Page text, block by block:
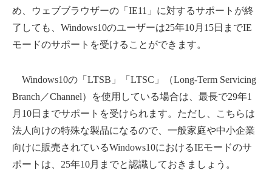
め、ウェブブラウザーの「IE11」に対するサポートが終
了しても、Windows10のユーザーは25年10月15日までIE
モードのサポートを受けることができます。
Windows10の「LTSB」「LTSC」（Long-Term Servicing
Branch／Channel）を使用している場合は、最長で29年1
月10日までサポートを受けられます。ただし、こちらは
法人向けの特殊な製品になるので、一般家庭や中小企業
向けに販売されているWindows10におけるIEモードのサ
ポートは、25年10月までと認識しておきましょう。